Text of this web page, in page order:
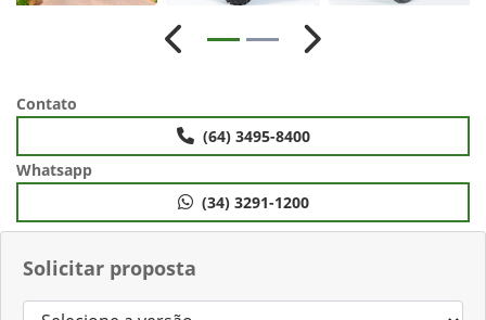
Solicitar proposta
Anterior Próximo
Contato
(64) 3495-8400
Whatsapp
(34) 3291-1200